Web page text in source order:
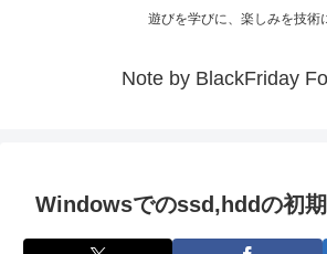
遊びを学びに、楽しみを技術
Note by BlackFriday
Windowsでのssd,hddの初